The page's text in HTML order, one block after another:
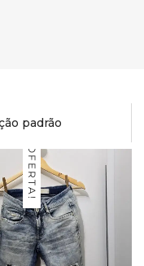
OFERTA!